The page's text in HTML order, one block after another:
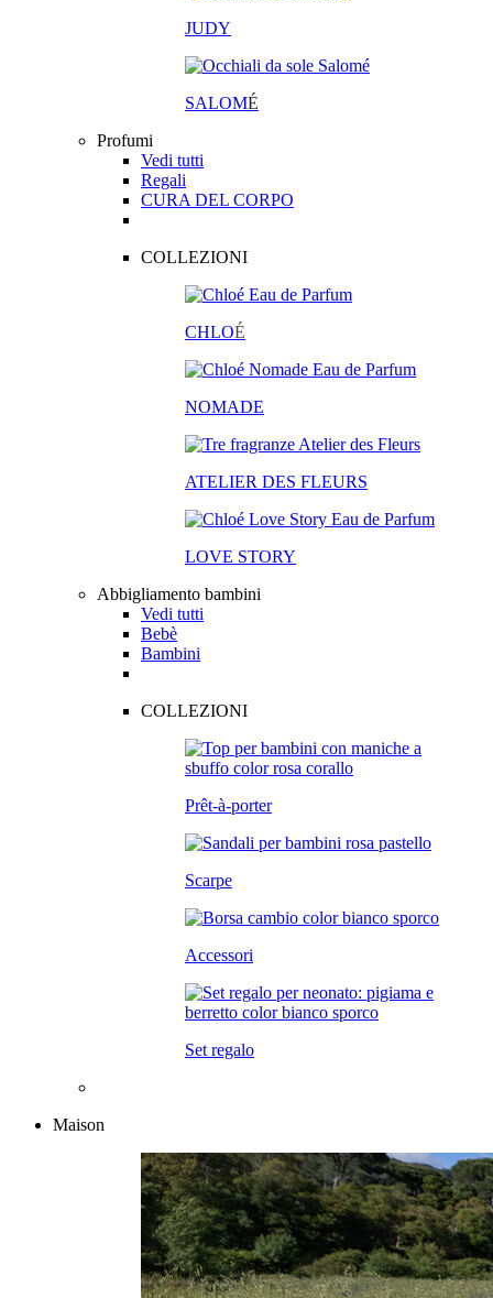
JUDY
SALOMÉ
Profumi
Vedi tutti
Regali
CURA DEL CORPO
COLLEZIONI
CHLOÉ
NOMADE
ATELIER DES FLEURS
LOVE STORY
Abbigliamento bambini
Vedi tutti
Bebè
Bambini
COLLEZIONI
Prêt-à-porter
Scarpe
Accessori
Set regalo
Maison